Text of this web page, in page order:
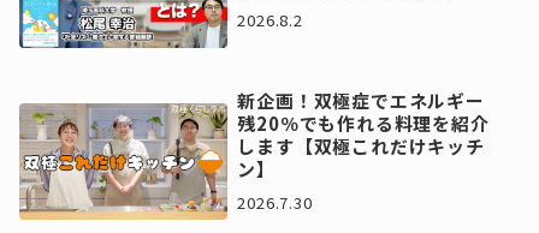
2026.8.2
新企画！双極症でエネルギー
残20％でも作れる料理を紹介
します【双極これだけキッチ
ン】
2026.7.30